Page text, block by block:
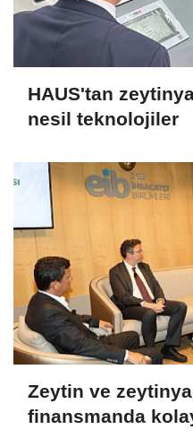
HAUS'tan
nesil teknolojiler
Zeytin ve
finansmanda